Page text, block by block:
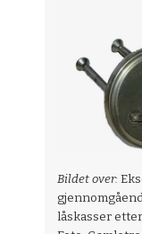
Bildet over:
låskasser etter